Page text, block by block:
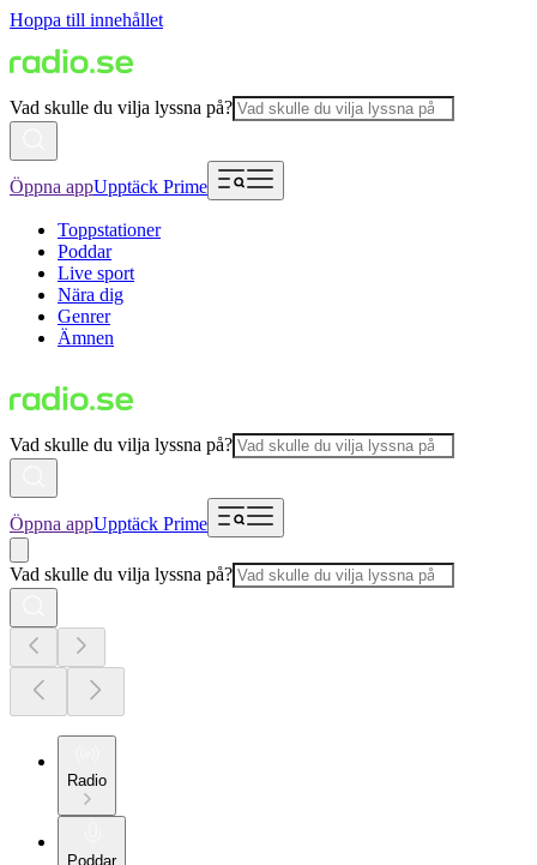
Hoppa till innehållet
Vad skulle du vilja lyssna på?
Öppna appUpptäck Prime
Toppstationer
Poddar
Live sport
Nära dig
Genrer
Ämnen
Vad skulle du vilja lyssna på?
Öppna appUpptäck Prime
Vad skulle du vilja lyssna på?
Radio
Poddar